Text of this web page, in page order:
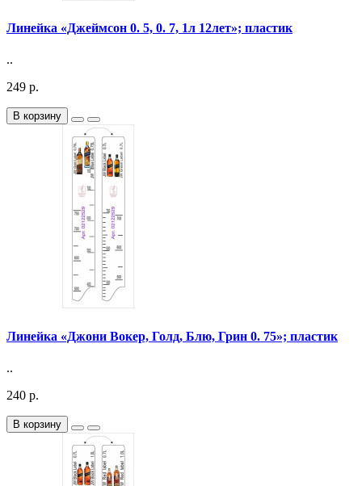
Линейка «Джеймсон 0. 5, 0. 7, 1л 12лет»; пластик
..
249 р.
В корзину
Линейка «Джони Вокер, Голд, Блю, Грин 0. 75»; пластик
..
240 р.
В корзину